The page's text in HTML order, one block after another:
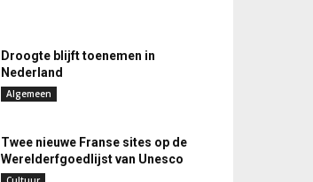
Droogte blijft toenemen in
Nederland
Algemeen
Twee nieuwe Franse sites op de
Werelderfgoedlijst van Unesco